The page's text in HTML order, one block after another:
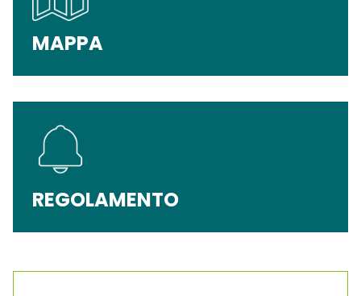
MAPPA
REGOLAMENTO